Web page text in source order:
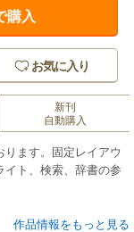
購入
お気に入り
新刊
自動購入
ます。固定レイアウ
イト、検索、辞書の参
詰め込みました！
作品情報をもっと見る